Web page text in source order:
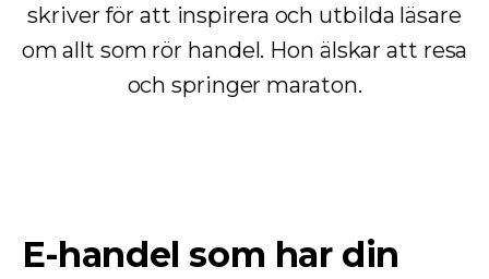
skriver för att inspirera och utbilda läsare
om allt som rör handel. Hon älskar att resa
och springer maraton.
E-handel som har din